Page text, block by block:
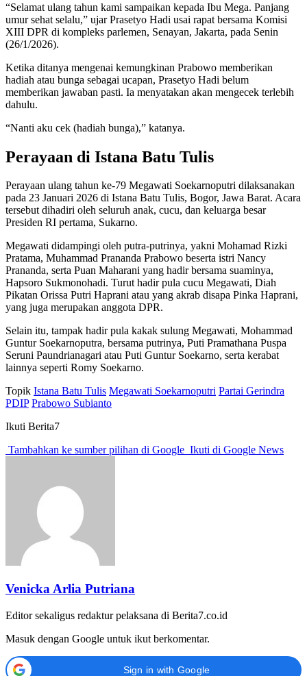
“Selamat ulang tahun kami sampaikan kepada Ibu Mega. Panjang
umur sehat selalu,” ujar Prasetyo Hadi usai rapat bersama Komisi
XIII DPR di kompleks parlemen, Senayan, Jakarta, pada Senin
(26/1/2026).
Ketika ditanya mengenai kemungkinan Prabowo memberikan
hadiah atau bunga sebagai ucapan, Prasetyo Hadi belum
memberikan jawaban pasti. Ia menyatakan akan mengecek terlebih
dahulu.
“Nanti aku cek (hadiah bunga),” katanya.
Perayaan di Istana Batu Tulis
Perayaan ulang tahun ke-79 Megawati Soekarnoputri dilaksanakan
pada 23 Januari 2026 di Istana Batu Tulis, Bogor, Jawa Barat. Acara
tersebut dihadiri oleh seluruh anak, cucu, dan keluarga besar
Presiden RI pertama, Sukarno.
Megawati didampingi oleh putra-putrinya, yakni Mohamad Rizki
Pratama, Muhammad Prananda Prabowo beserta istri Nancy
Prananda, serta Puan Maharani yang hadir bersama suaminya,
Hapsoro Sukmonohadi. Turut hadir pula cucu Megawati, Diah
Pikatan Orissa Putri Haprani atau yang akrab disapa Pinka Haprani,
yang juga merupakan anggota DPR.
Selain itu, tampak hadir pula kakak sulung Megawati, Mohammad
Guntur Soekarnoputra, bersama putrinya, Puti Pramathana Puspa
Seruni Paundrianagari atau Puti Guntur Soekarno, serta kerabat
lainnya seperti Romy Soekarno.
Topik Istana Batu Tulis Megawati Soekarnoputri Partai Gerindra
PDIP Prabowo Subianto
Ikuti Berita7
Tambahkan ke sumber pilihan di Google Ikuti di Google News
Venicka Arlia Putriana
Editor sekaligus redaktur pelaksana di Berita7.co.id
Masuk dengan Google untuk ikut berkomentar.
Sign in with Google